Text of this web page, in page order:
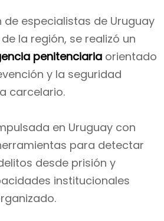
especialistas de Uruguay
la región, se realizó un
penitenciaria orientado
y la seguridad
carcelario.
en Uruguay con
para detectar
desde prisión y
institucionales